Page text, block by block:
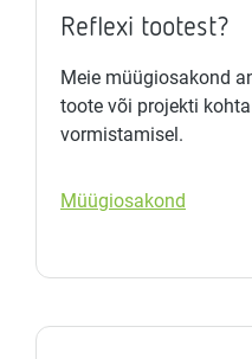
Reflexi tootest?
Meie müügiosakond
toote või projekti
vormistamisel.
Müügiosakond